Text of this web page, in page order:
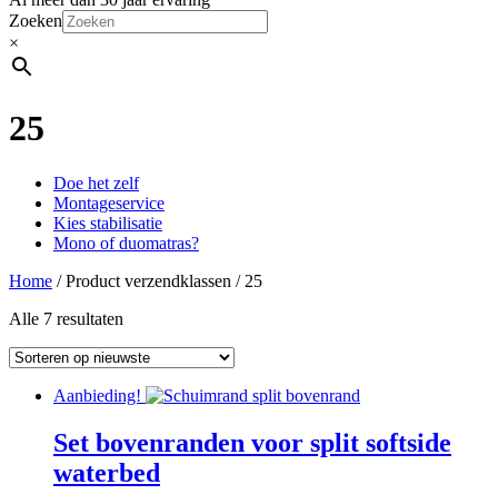
Zoeken
×
25
Doe het zelf
Montageservice
Kies stabilisatie
Mono of duomatras?
Home / Product verzendklassen / 25
Alle 7 resultaten
Aanbieding!
Set bovenranden voor split softside
waterbed